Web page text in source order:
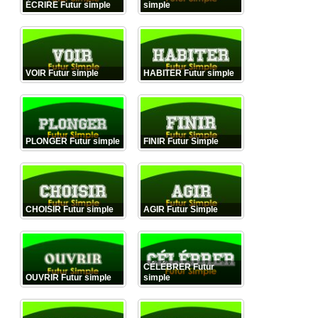
ÉCRIRE Futur simple simple
VOIR Futur simple HABITER Futur simple
PLONGER Futur simple FINIR Futur Simple
CHOISIR Futur simple AGIR Futur Simple
OUVRIR Futur simple
CÉLÉBRER Futur
simple